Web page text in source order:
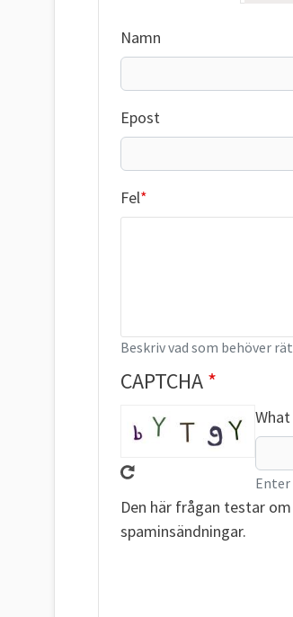
Namn
Epost
Fel
Beskriv vad som behöver
CAPTCHA
Enter
Den här frågan testar
spaminsändningar.